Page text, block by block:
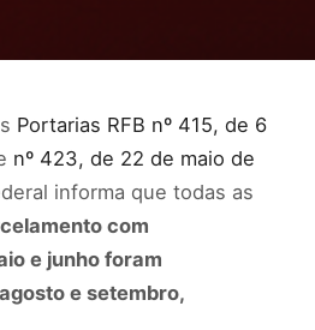
Portarias RFB nº 415, de 6
nº 423, de 22 de maio de
informa que todas as
com
e junho foram
e setembro,